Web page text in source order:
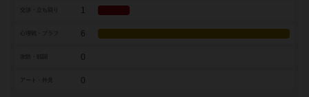
1
6
0
アート・外見 0